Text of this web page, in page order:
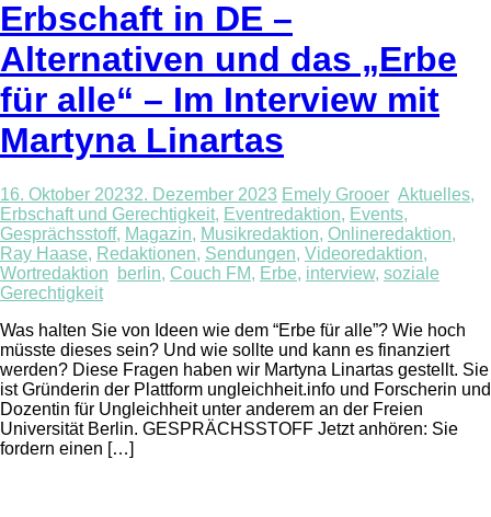
Erbschaft in DE –
Alternativen und das „Erbe
für alle“ – Im Interview mit
Martyna Linartas
16. Oktober 20232. Dezember 2023 Emely Grooer Aktuelles,
Erbschaft und Gerechtigkeit, Eventredaktion, Events,
Gesprächsstoff, Magazin, Musikredaktion, Onlineredaktion,
Ray Haase, Redaktionen, Sendungen, Videoredaktion,
Wortredaktion
berlin, Couch FM, Erbe, interview, soziale
Gerechtigkeit
Was halten Sie von Ideen wie dem “Erbe für alle”? Wie hoch
müsste dieses sein? Und wie sollte und kann es finanziert
werden? Diese Fragen haben wir Martyna Linartas gestellt. Sie
ist Gründerin der Plattform ungleichheit.info und Forscherin und
Dozentin für Ungleichheit unter anderem an der Freien
Universität Berlin. GESPRÄCHSSTOFF Jetzt anhören: Sie
fordern einen […]